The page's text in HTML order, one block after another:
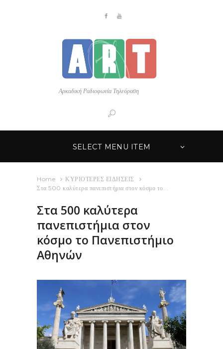
Αρκαδική Ραδιοφωνία Τηλεόραση
SELECT MENU ITEM
Home
ΚΥΡΙΟΤΕΡΕΣ ΕΙΔΗΣΕΙΣ
Στα 500 καλύτερα πανεπιστήμια στον κόσμο το...
Στα 500 καλύτερα
πανεπιστήμια στον
κόσμο το Πανεπιστήμιο
Αθηνών